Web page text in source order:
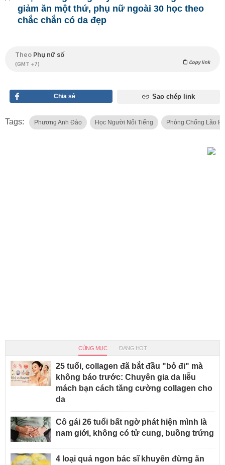
giảm ăn một thứ, phụ nữ ngoài 30 học theo
chắc chắn có da đẹp
Theo Phụ nữ số
(GMT +7) Copy link
Chia sẻ Sao chép link
Tags: Phương Anh Đào Học Người Nổi Tiếng Phòng Chống Lão
CÙNG MỤC ĐANG HOT
25 tuổi, collagen đã bắt đầu "bỏ đi" mà
không báo trước: Chuyên gia da liễu
mách bạn cách tăng cường collagen cho
da
Cô gái 26 tuổi bất ngờ phát hiện mình là
nam giới, không có tử cung, buồng trứng
4 loại quả ngon bác sĩ khuyên đừng ăn